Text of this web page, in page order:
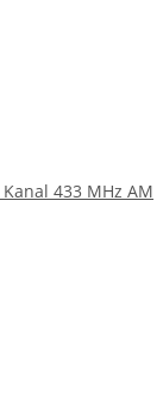
433 MHz AM